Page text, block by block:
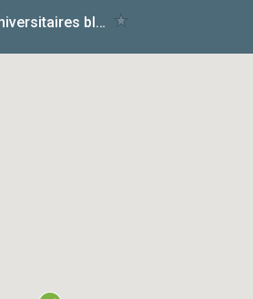
Les campus universitaires bloqués en France